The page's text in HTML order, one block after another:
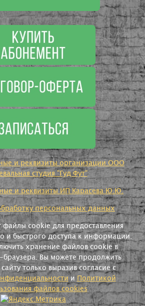
и реквизиты организации ООО
студия "Гуд Фут"
и реквизиты ИП Карасева Ю.Ю.
персональных данных
файлы cookie для предоставления
и быстрого доступа к информации.
хранение файлов cookie в
браузера. Вы можете продолжить
только выразив согласие с
и
Политикой
файлов cookies